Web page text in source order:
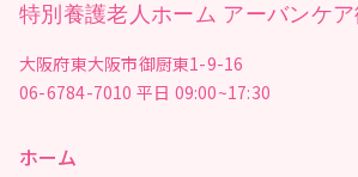
特別養護老人ホーム アーバンケ
大阪府東大阪市御厨東1-9-16
06-6784-7010 平日 09:00~17:30
ホーム